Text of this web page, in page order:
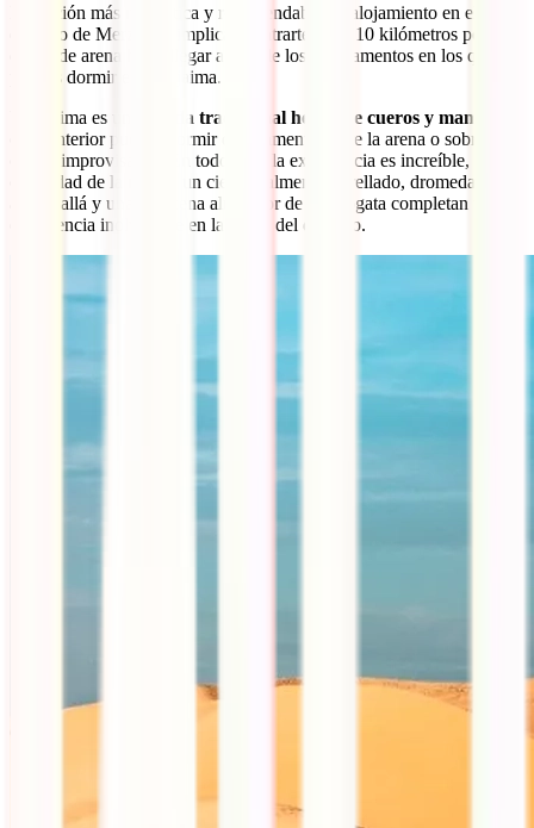
La opción más romántica y recomendable de alojamiento en el
desierto de Merzouga implica adentrarte unos 10 kilómetros por
dunas de arena hasta llegar a uno de los campamentos en los que
puedes dormir en una jaima.
Una jaima es una
tienda tradicional hecha de cueros y mantas
cuyo interior puedes dormir directamente sobre la arena o sobre
camas improvisadas. En todo caso la experiencia es increíble, la
oscuridad de la noche, un cielo totalmente estrellado, dromedarios
aquí y allá y una rica cena alrededor de una fogata completan una
experiencia inolvidable en la mitad del desierto.